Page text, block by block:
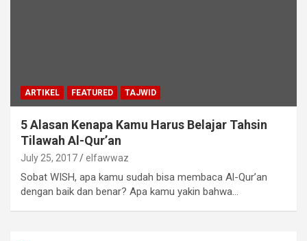
ARTIKEL FEATURED TAJWID
5 Alasan Kenapa Kamu Harus Belajar Tahsin
Tilawah Al-Qur’an
July 25, 2017 elfawwaz
Sobat WISH, apa kamu sudah bisa membaca Al-Qur’an
dengan baik dan benar? Apa kamu yakin bahwa…